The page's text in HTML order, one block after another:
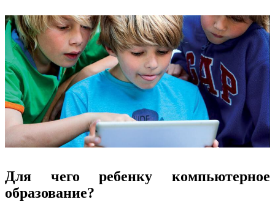
Для чего ребенку компьютерное
образование?